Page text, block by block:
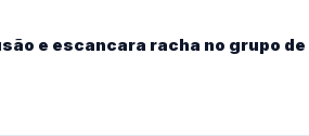
e escancara racha no grupo de